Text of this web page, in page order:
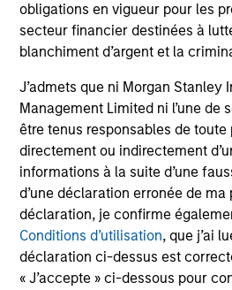
obligations en vigueur pour les
secteur financier destinées à
blanchiment d’argent et la
J’admets que ni Morgan Stanley
Management Limited ni l’une de
être tenus responsables de
directement ou indirectement
informations à la suite d’une
d’une déclaration erronée de
déclaration, je confirme
Conditions d’utilisation, que j’ai
déclaration ci-dessus est
« J’accepte » ci-dessous pour